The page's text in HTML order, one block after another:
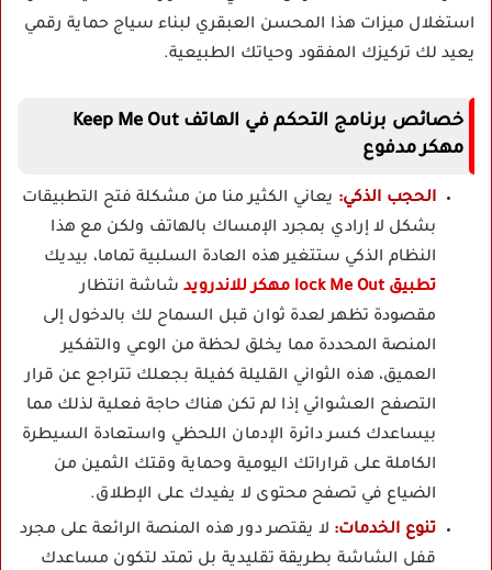
استغلال ميزات هذا المحسن العبقري لبناء سياج حماية رقمي
يعيد لك تركيزك المفقود وحياتك الطبيعية.
خصائص برنامج التحكم في الهاتف Keep Me Out
مهكر مدفوع
الحجب الذكي: يعاني الكثير منا من مشكلة فتح التطبيقات
بشكل لا إرادي بمجرد الإمساك بالهاتف ولكن مع هذا
النظام الذكي ستتغير هذه العادة السلبية تماما، بيديك
تطبيق lock Me Out مهكر للاندرويد
شاشة انتظار
مقصودة تظهر لعدة ثوان قبل السماح لك بالدخول إلى
المنصة المحددة مما يخلق لحظة من الوعي والتفكير
العميق، هذه الثواني القليلة كفيلة بجعلك تتراجع عن قرار
التصفح العشوائي إذا لم تكن هناك حاجة فعلية لذلك مما
بيساعدك كسر دائرة الإدمان اللحظي واستعادة السيطرة
الكاملة على قراراتك اليومية وحماية وقتك الثمين من
الضياع في تصفح محتوى لا يفيدك على الإطلاق.
تنوع الخدمات: لا يقتصر دور هذه المنصة الرائعة على مجرد
قفل الشاشة بطريقة تقليدية بل تمتد لتكون مساعدك